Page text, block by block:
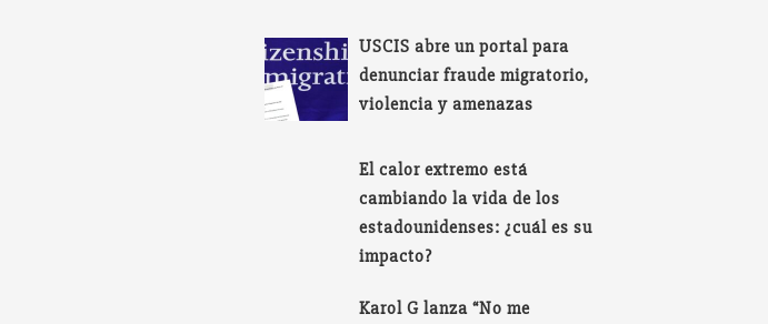
USCIS abre un portal para
denunciar fraude migratorio,
violencia y amenazas
El calor extremo está
cambiando la vida de los
estadounidenses: ¿cuál es su
impacto?
Karol G lanza “No me